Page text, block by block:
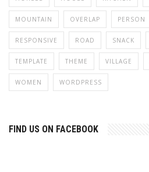
MOUNTAIN OVERLAP PERSON
RESPONSIVE ROAD SNACK
TEMPLATE THEME VILLAGE
WOMEN WORDPRESS
FIND US ON FACEBOOK